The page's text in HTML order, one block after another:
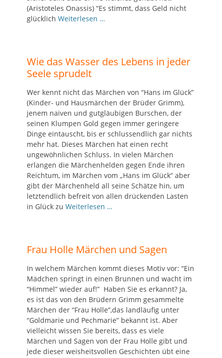
(Aristoteles Onassis) “Es stimmt, dass Geld nicht
glücklich Weiterlesen …
Wie das Wasser des Lebens in jeder
Seele sprudelt
Wer kennt nicht das Märchen von “Hans im Glück”
(Kinder- und Hausmärchen der Brüder Grimm),
jenem naiven und gutgläubigen Burschen, der
seinen Klumpen Gold gegen immer geringere
Dinge eintauscht, bis er schlussendlich gar nichts
mehr hat. Dieses Märchen hat einen recht
ungewöhnlichen Schluss. In vielen Märchen
erlangen die Märchenhelden gegen Ende ihren
Reichtum, im Märchen vom „Hans im Glück“ aber
gibt der Märchenheld all seine Schätze hin, um
letztendlich befreit von allen drückenden Lasten
in Glück zu Weiterlesen …
Frau Holle Märchen und Sagen
In welchem Märchen kommt dieses Motiv vor: “Ein
Mädchen springt in einen Brunnen und wacht im
“Himmel” wieder auf!” Haben Sie es erkannt? Ja,
es ist das von den Brüdern Grimm gesammelte
Märchen der “Frau Holle”,das landläufig unter
“Goldmarie und Pechmarie” bekannt ist. Aber
vielleicht wissen Sie bereits, dass es viele
Märchen und Sagen von der Frau Holle gibt und
jede dieser weisheitsvollen Geschichten übt eine